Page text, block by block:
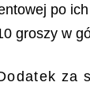
po
groszy w
za